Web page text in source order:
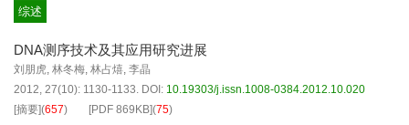
综述
DNA测序技术及其应用研究进展
刘朋虎, 林冬梅, 林占熺, 李晶
2012, 27(10): 1130-1133. DOI: 10.19303/j.issn.1008-0384.2012.10.020
[摘要](657) [PDF 869KB](75)